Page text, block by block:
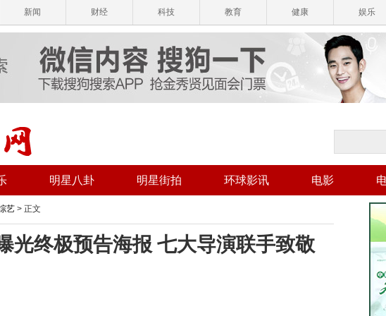
新闻 财经 科技 教育 健康 娱乐
明星八卦 明星街拍 环球影讯 电影
艺 > 正文
光终极预告海报 七大导演联手致敬